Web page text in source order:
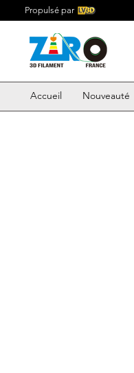
Propulsé par
Accueil Nouveauté